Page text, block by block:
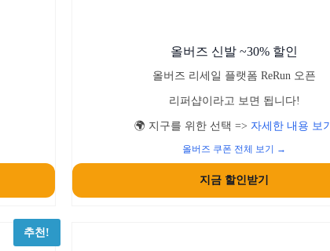
올버즈 신발 ~30% 할인
올버즈 리세일 플랫폼 ReRun 오픈
리퍼샵이라고 보면 됩니다!
🌍 지구를 위한 선택 => 자세한 내용 보기
올버즈 쿠폰 전체 보기 →
지금 할인받기
추천!